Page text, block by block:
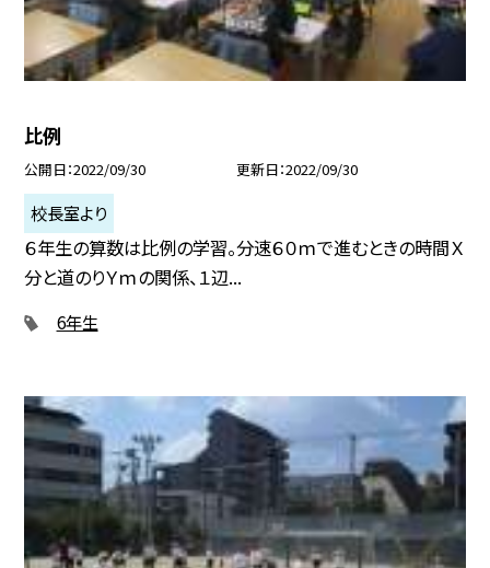
比例
公開日 2022/09/30 更新日 2022/09/30
校長室より
６年生の算数は比例の学習。分速６０ｍで進むときの時間Ｘ
分と道のりＹｍの関係、１辺...
6年生